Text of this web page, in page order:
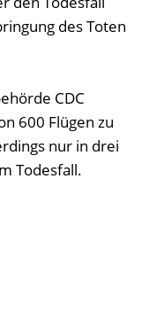
des Toten
CDC
600 Flügen zu
nur in drei
Todesfall.